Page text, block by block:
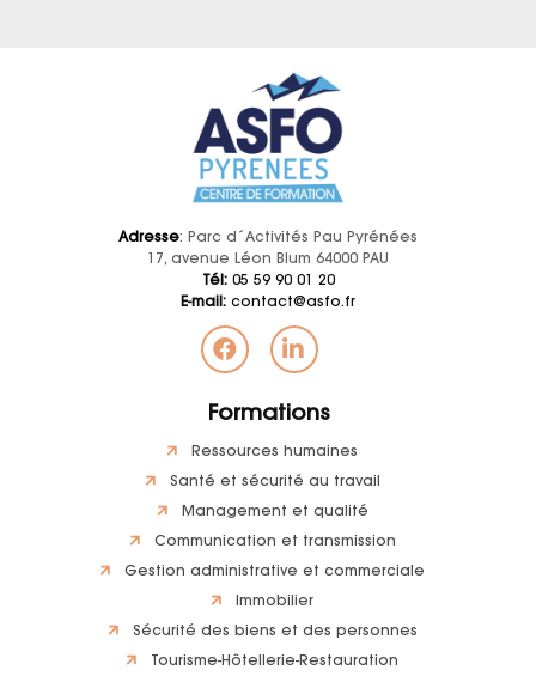
Adresse: Parc d´Activités Pau Pyrénées
17, avenue Léon Blum 64000 PAU
Tél:05 59 90 01 20
E-mail: contact@asfo.fr
Formations
Ressources humaines
Santé et sécurité au travail
Management et qualité
Communication et transmission
Gestion administrative et commerciale
Immobilier
Sécurité des biens et des personnes
Tourisme-Hôtellerie-Restauration